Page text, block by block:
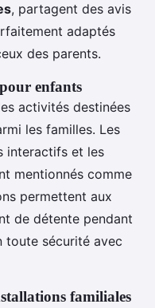
, partagent des avis
adaptés
des parents.
enfants
activités destinées
les familles. Les
interactifs et les
mentionnés comme
permettent aux
de détente pendant
toute sécurité avec
familiales